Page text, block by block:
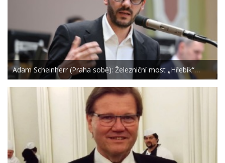
Adam Scheinherr (Praha sobě): Železniční most „Hřebík“…